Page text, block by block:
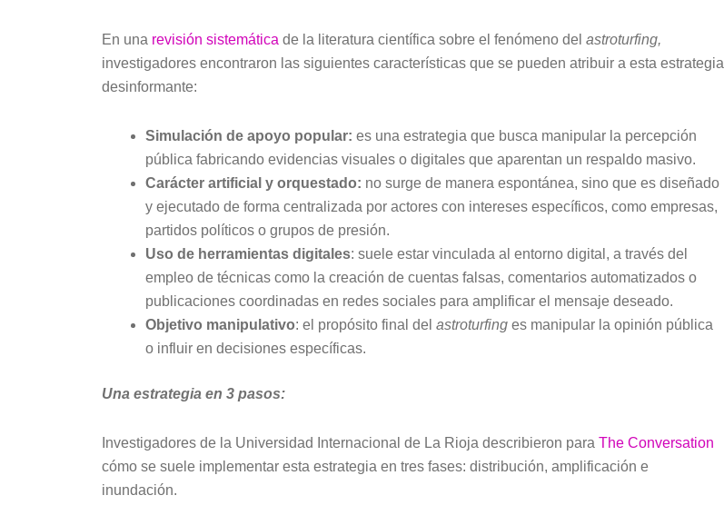
En una revisión sistemática de la literatura científica sobre el fenómeno del astroturfing,
investigadores encontraron las siguientes características que se pueden atribuir a esta estrategia
desinformante:
Simulación de apoyo popular: es una estrategia que busca manipular la percepción
pública fabricando evidencias visuales o digitales que aparentan un respaldo masivo.
Carácter artificial y orquestado: no surge de manera espontánea, sino que es diseñado
y ejecutado de forma centralizada por actores con intereses específicos, como empresas,
partidos políticos o grupos de presión.
Uso de herramientas digitales: suele estar vinculada al entorno digital, a través del
empleo de técnicas como la creación de cuentas falsas, comentarios automatizados o
publicaciones coordinadas en redes sociales para amplificar el mensaje deseado.
Objetivo manipulativo: el propósito final del astroturfing es manipular la opinión pública
o influir en decisiones específicas.
Una estrategia en 3 pasos:
Investigadores de la Universidad Internacional de La Rioja describieron para The Conversation
cómo se suele implementar esta estrategia en tres fases: distribución, amplificación e
inundación.